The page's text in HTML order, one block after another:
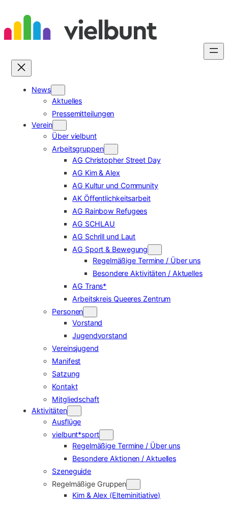
Inhalt
springen
News
Aktuelles
Pressemitteilungen
Verein
Über vielbunt
Arbeitsgruppen
AG Christopher Street Day
AG Kim & Alex
AG Kultur und Community
AK Öffentlichkeitsarbeit
AG Rainbow Refugees
AG SCHLAU
AG Schrill und Laut
AG Sport & Bewegung
Regelmäßige Termine / Über uns
Besondere Aktivitäten / Aktuelles
AG Trans*
Arbeitskreis Queeres Zentrum
Personen
Vorstand
Jugendvorstand
Vereinsjugend
Manifest
Satzung
Kontakt
Mitgliedschaft
Aktivitäten
Ausflüge
vielbunt*sport
Regelmäßige Termine / Über uns
Besondere Aktionen / Aktuelles
Szeneguide
Regelmäßige Gruppen
Kim & Alex (Elterninitiative)